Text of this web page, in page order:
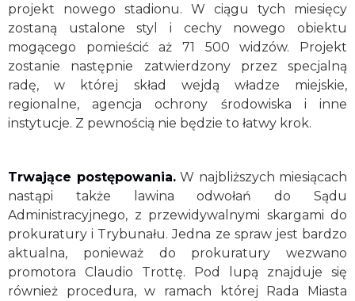
projekt nowego stadionu. W ciągu tych miesięcy
zostaną ustalone styl i cechy nowego obiektu
mogącego pomieścić aż 71 500 widzów. Projekt
zostanie następnie zatwierdzony przez specjalną
radę, w której skład wejdą władze miejskie,
regionalne, agencja ochrony środowiska i inne
instytucje. Z pewnością nie będzie to łatwy krok.
Trwające postępowania.W najbliższych miesiącach
nastąpi także lawina odwołań do Sądu
Administracyjnego, z przewidywalnymi skargami do
prokuratury i Trybunału. Jedna ze spraw jest bardzo
aktualna, ponieważ do prokuratury wezwano
promotora Claudio Trottę. Pod lupą znajduje się
również procedura, w ramach której Rada Miasta